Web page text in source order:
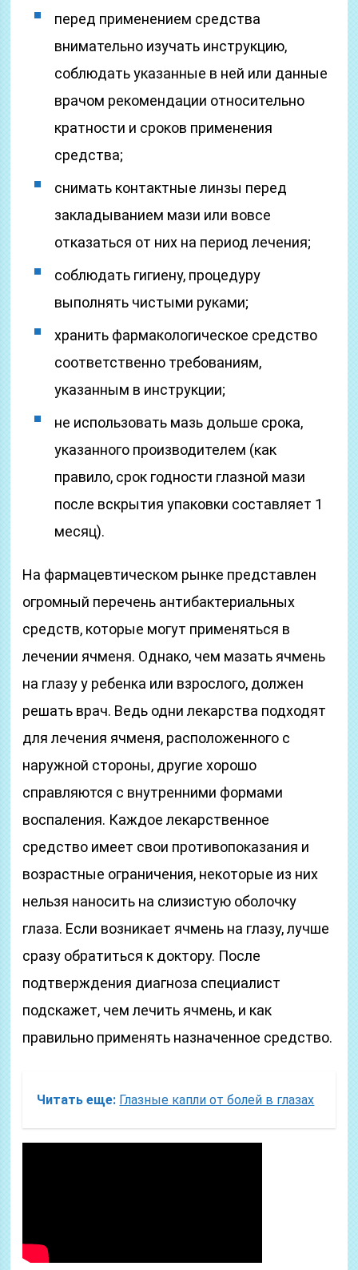
перед применением средства
внимательно изучать инструкцию,
соблюдать указанные в ней или данные
врачом рекомендации относительно
кратности и сроков применения
средства;
снимать контактные линзы перед
закладыванием мази или вовсе
отказаться от них на период лечения;
соблюдать гигиену, процедуру
выполнять чистыми руками;
хранить фармакологическое средство
соответственно требованиям,
указанным в инструкции;
не использовать мазь дольше срока,
указанного производителем (как
правило, срок годности глазной мази
после вскрытия упаковки составляет 1
месяц).
На фармацевтическом рынке представлен
огромный перечень антибактериальных
средств, которые могут применяться в
лечении ячменя. Однако, чем мазать ячмень
на глазу у ребенка или взрослого, должен
решать врач. Ведь одни лекарства подходят
для лечения ячменя, расположенного с
наружной стороны, другие хорошо
справляются с внутренними формами
воспаления. Каждое лекарственное
средство имеет свои противопоказания и
возрастные ограничения, некоторые из них
нельзя наносить на слизистую оболочку
глаза. Если возникает ячмень на глазу, лучше
сразу обратиться к доктору. После
подтверждения диагноза специалист
подскажет, чем лечить ячмень, и как
правильно применять назначенное средство.
Читать еще: Глазные капли от болей в глазах